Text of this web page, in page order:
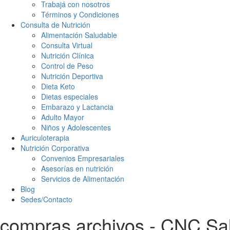
Trabajá con nosotros
Términos y Condiciones
Consulta de Nutrición
Alimentación Saludable
Consulta Virtual
Nutrición Clínica
Control de Peso
Nutrición Deportiva
Dieta Keto
Dietas especiales
Embarazo y Lactancia
Adulto Mayor
Niños y Adolescentes
Auriculoterapia
Nutrición Corporativa
Convenios Empresariales
Asesorías en nutrición
Servicios de Alimentación
Blog
Sedes/Contacto